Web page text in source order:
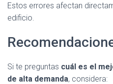
Estos errores afectan
edificio.
Si te preguntas cuál es el
de alta demanda, considera: